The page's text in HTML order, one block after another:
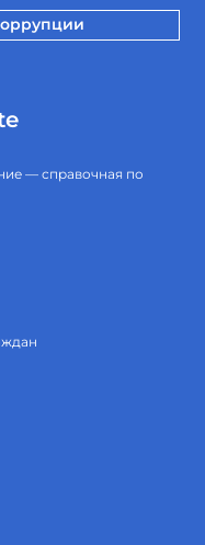
— справочная по